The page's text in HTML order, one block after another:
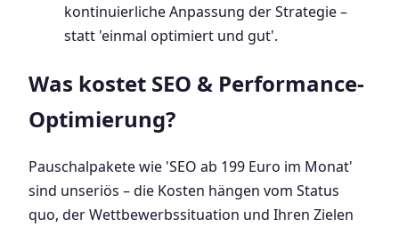
kontinuierliche Anpassung der Strategie –
statt 'einmal optimiert und gut'.
Was kostet SEO & Performance-
Optimierung?
Pauschalpakete wie 'SEO ab 199 Euro im Monat'
sind unseriös – die Kosten hängen vom Status
quo, der Wettbewerbssituation und Ihren Zielen